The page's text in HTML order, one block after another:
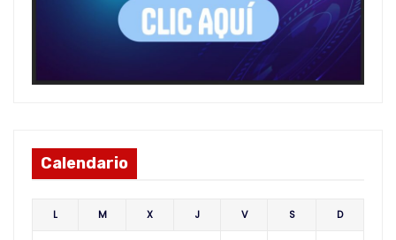
Calendario
L M X J V S D